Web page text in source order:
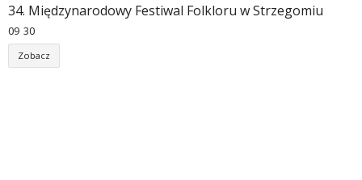
34. Międzynarodowy Festiwal Folkloru w Strzegomiu
09 30
Zobacz